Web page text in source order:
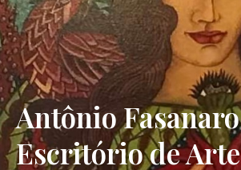
Antônio Fasanaro
Escritório de Arte